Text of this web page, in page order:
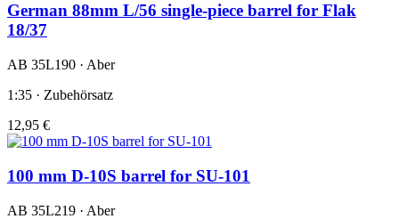
German 88mm L/56 single-piece barrel for Flak
18/37
AB 35L190 · Aber
1:35 · Zubehörsatz
12,95 €
100 mm D-10S barrel for SU-101
AB 35L219 · Aber